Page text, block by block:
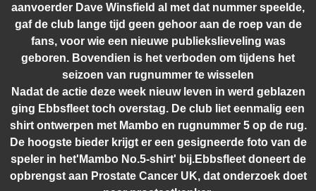
aanvoerder Dave Winsfield al met dat nummer speelde,
gaf de club lange tijd geen gehoor aan de roep van de
fans, voor wie een nieuwe publiekslieveling was
geboren. Bovendien is het verboden om tijdens het
seizoen van rugnummer te wisselen
Nadat de actie deze week nieuw leven in werd geblazen
ging Ebbsfleet toch overstag. De club liet eenmalig een
shirt ontwerpen met Mambo en rugnummer 5 op de rug.
De hoogste bieder krijgt er een gesigneerde foto van de
speler in het'Mambo No.5-shirt' bij.Ebbsfleet doneert de
opbrengst aan Prostate Cancer UK, dat onderzoek doet